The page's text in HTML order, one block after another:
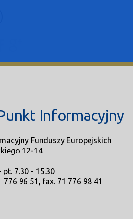
Informacyjny
Funduszy Europejskich
12-14
pt. 7.30 - 15.30
776 96 51, fax. 71 776 98 41